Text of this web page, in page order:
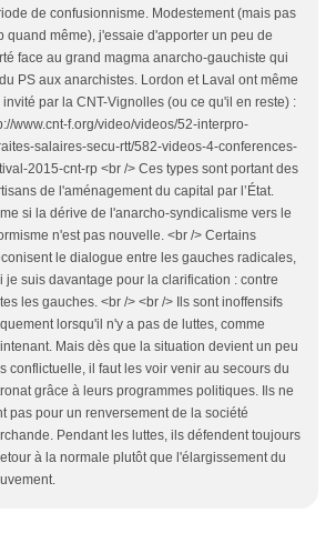
de confusionnisme. Modestement (mais pas
quand même), j'essaie d'apporter un peu de
face au grand magma anarcho-gauchiste qui
PS aux anarchistes. Lordon et Laval ont même
invité par la CNT-Vignolles (ou ce qu'il en reste) :
www.cnt-f.org/video/videos/52-interpro-
salaires-secu-rtt/582-videos-4-conferences-
2015-cnt-rp <br /> Ces types sont portant des
de l'aménagement du capital par l’État.
si la dérive de l'anarcho-syndicalisme vers le
n'est pas nouvelle. <br /> Certains
le dialogue entre les gauches radicales,
je suis davantage pour la clarification : contre
les gauches. <br /> <br /> Ils sont inoffensifs
lorsqu'il n'y a pas de luttes, comme
Mais dès que la situation devient un peu
conflictuelle, il faut les voir venir au secours du
grâce à leurs programmes politiques. Ils ne
pas pour un renversement de la société
Pendant les luttes, ils défendent toujours
à la normale plutôt que l'élargissement du